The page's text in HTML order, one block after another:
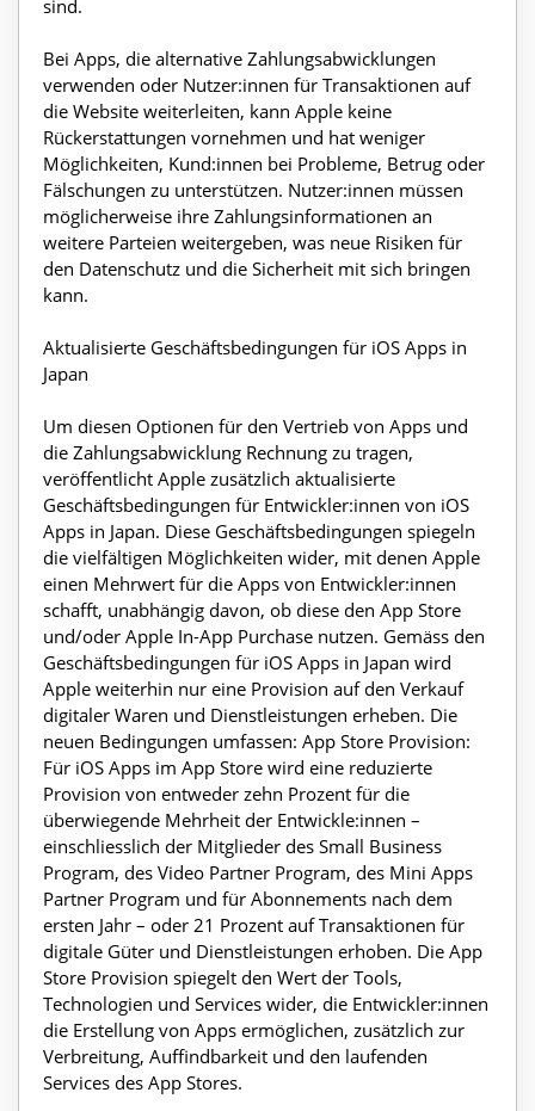
sind.
Bei Apps, die alternative Zahlungsabwicklungen
verwenden oder Nutzer:innen für Transaktionen auf
die Website weiterleiten, kann Apple keine
Rückerstattungen vornehmen und hat weniger
Möglichkeiten, Kund:innen bei Probleme, Betrug oder
Fälschungen zu unterstützen. Nutzer:innen müssen
möglicherweise ihre Zahlungsinformationen an
weitere Parteien weitergeben, was neue Risiken für
den Datenschutz und die Sicherheit mit sich bringen
kann.
Aktualisierte Geschäftsbedingungen für iOS Apps in
Japan
Um diesen Optionen für den Vertrieb von Apps und
die Zahlungsabwicklung Rechnung zu tragen,
veröffentlicht Apple zusätzlich aktualisierte
Geschäftsbedingungen für Entwickler:innen von iOS
Apps in Japan. Diese Geschäftsbedingungen spiegeln
die vielfältigen Möglichkeiten wider, mit denen Apple
einen Mehrwert für die Apps von Entwickler:innen
schafft, unabhängig davon, ob diese den App Store
und/oder Apple In-App Purchase nutzen. Gemäss den
Geschäftsbedingungen für iOS Apps in Japan wird
Apple weiterhin nur eine Provision auf den Verkauf
digitaler Waren und Dienstleistungen erheben. Die
neuen Bedingungen umfassen: App Store Provision:
Für iOS Apps im App Store wird eine reduzierte
Provision von entweder zehn Prozent für die
überwiegende Mehrheit der Entwickle:innen –
einschliesslich der Mitglieder des Small Business
Program, des Video Partner Program, des Mini Apps
Partner Program und für Abonnements nach dem
ersten Jahr – oder 21 Prozent auf Transaktionen für
digitale Güter und Dienstleistungen erhoben. Die App
Store Provision spiegelt den Wert der Tools,
Technologien und Services wider, die Entwickler:innen
die Erstellung von Apps ermöglichen, zusätzlich zur
Verbreitung, Auffindbarkeit und den laufenden
Services des App Stores.